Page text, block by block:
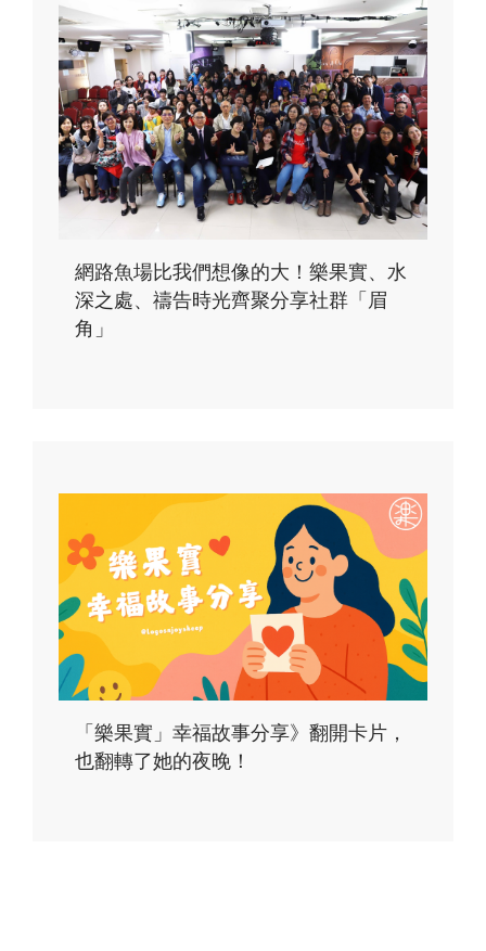
網路魚場比我們想像的大！樂果實、水
深之處、禱告時光齊聚分享社群「眉
角」
「樂果實」幸福故事分享》翻開卡片，
也翻轉了她的夜晚！